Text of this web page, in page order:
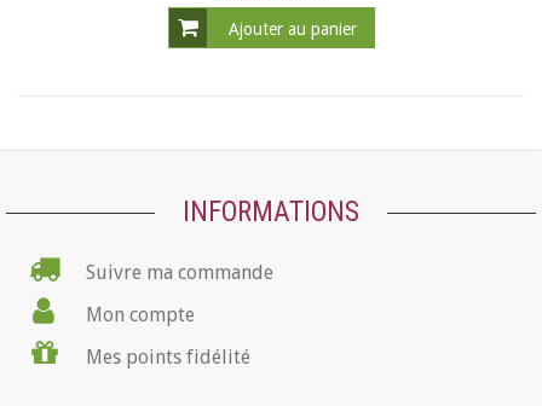
Ajouter au panier
INFORMATIONS
Suivre ma commande
Mon compte
Mes points fidélité